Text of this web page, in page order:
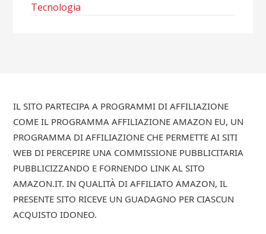
Tecnologia
IL SITO PARTECIPA A PROGRAMMI DI AFFILIAZIONE
COME IL PROGRAMMA AFFILIAZIONE AMAZON EU, UN
PROGRAMMA DI AFFILIAZIONE CHE PERMETTE AI SITI
WEB DI PERCEPIRE UNA COMMISSIONE PUBBLICITARIA
PUBBLICIZZANDO E FORNENDO LINK AL SITO
AMAZON.IT. IN QUALITÀ DI AFFILIATO AMAZON, IL
PRESENTE SITO RICEVE UN GUADAGNO PER CIASCUN
ACQUISTO IDONEO.